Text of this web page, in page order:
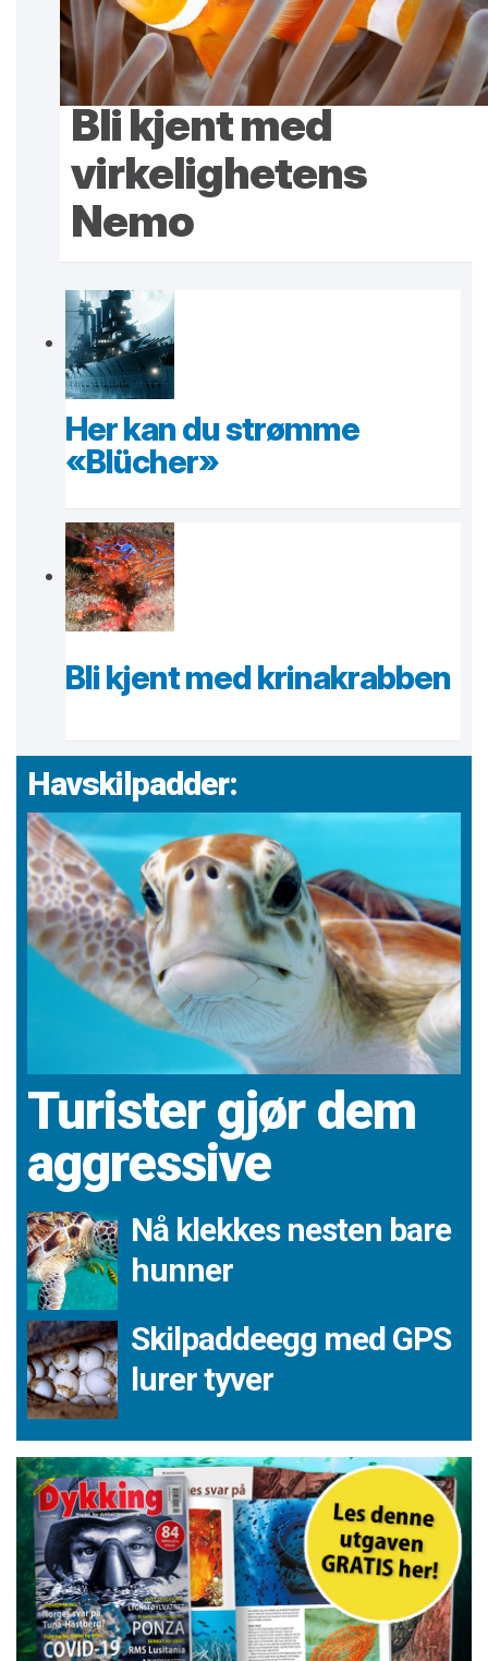
Bli kjent med
virkelighetens
Nemo
Her kan du strømme
«Blücher»
Bli kjent med krinakrabben
Havskilpadder:
Turister gjør dem
aggressive
Nå klekkes nesten bare
hunner
Skilpaddeegg med GPS
lurer tyver